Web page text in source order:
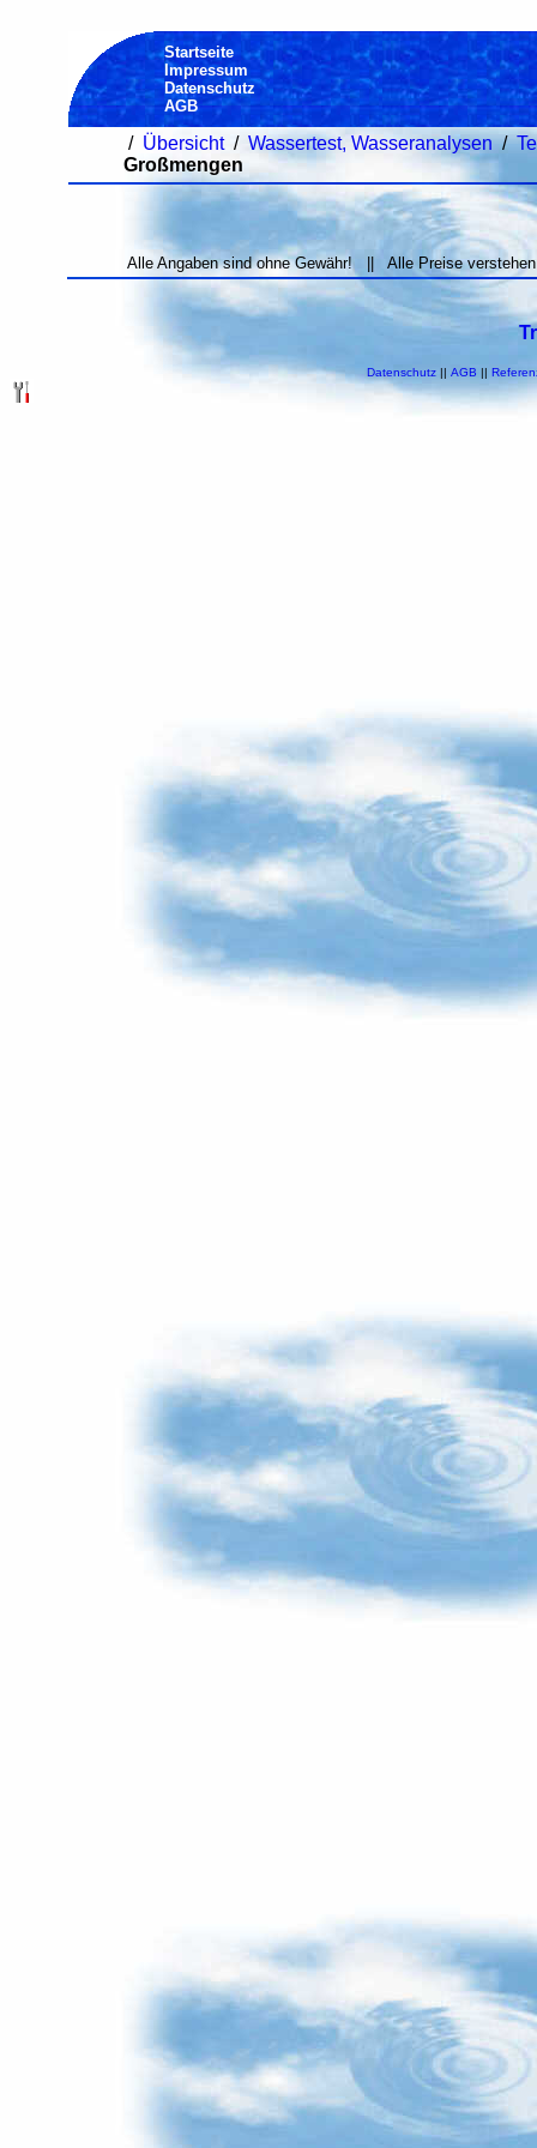
Startseite
Impressum
Datenschutz
AGB
/ Übersicht/ Wassertest, Wasseranalysen/
Großmengen
Alle Angaben sind ohne Gewähr! || Alle Preise
Datenschutz|| AGB ||